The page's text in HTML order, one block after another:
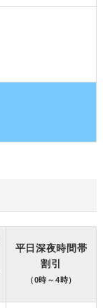
平日深夜時間帯
割引
（0時～4時）